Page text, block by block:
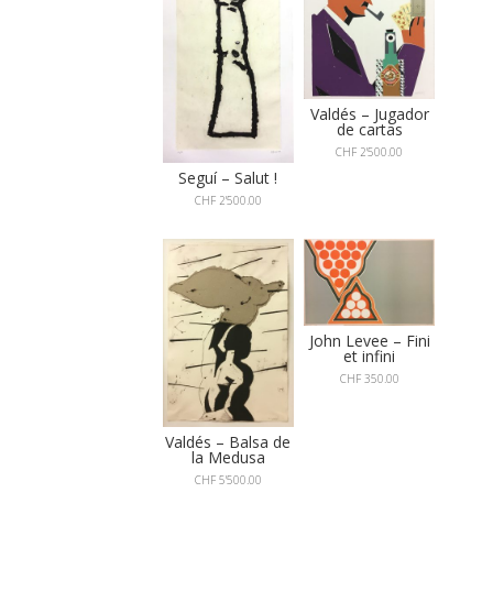
Seguí – Salut !
CHF2'500.00
Valdés – Jugador
de cartas
CHF 2'500.00
Valdés – Balsa de
la Medusa
CHF5'500.00
John Levee – Fini
et infini
CHF350.00